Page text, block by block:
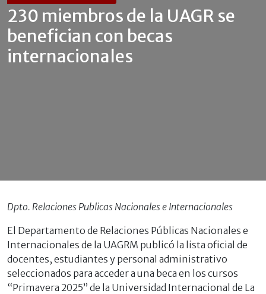
230 miembros de la UAGR se
benefician con becas
internacionales
Dpto. Relaciones Publicas Nacionales e Internacionales
El Departamento de Relaciones Públicas Nacionales e
Internacionales de la UAGRM publicó la lista oficial de
docentes, estudiantes y personal administrativo
seleccionados para acceder a una beca en los cursos
“Primavera 2025” de la Universidad Internacional de La